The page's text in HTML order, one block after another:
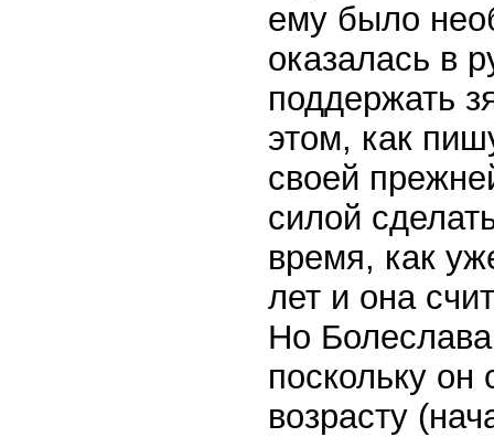
ему было
оказалась в
поддержать
этом, как
своей
силой
время, как
лет и она
Но
поскольку
возрасту